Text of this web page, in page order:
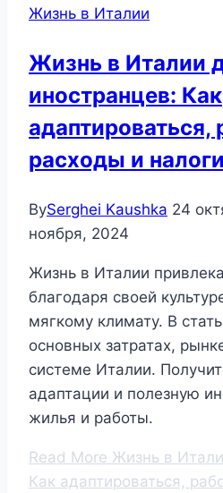
Жизнь в Италии
Жизнь в Италии
иностранцев: Как
адаптироваться,
расходы и налоги
BySerghei Kaushka 24
ноября, 2024
Жизнь в Италии
благодаря своей
мягкому климату. В
основных затратах,
системе Италии.
адаптации и полезную
жилья и работы.
Read More Жизнь в
Как адаптироваться,